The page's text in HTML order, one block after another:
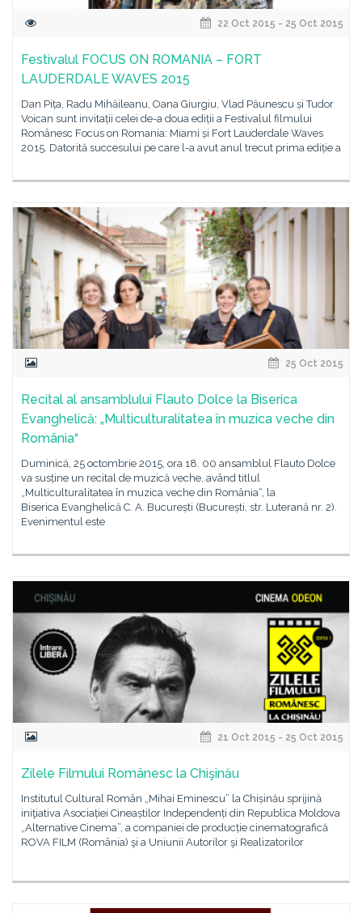
22 Oct 2015 - 25 Oct 2015
Festivalul FOCUS ON ROMANIA – FORT
LAUDERDALE WAVES 2015
Dan Pița, Radu Mihăileanu, Oana Giurgiu, Vlad Păunescu și Tudor
Voican sunt invitații celei de-a doua ediții a Festivalul filmului
Românesc Focus on Romania: Miami și Fort Lauderdale Waves
2015. Datorită succesului pe care l-a avut anul trecut prima ediție a
25 Oct 2015
Recital al ansamblului Flauto Dolce la Biserica
Evanghelică: „Multiculturalitatea în muzica veche din
România“
Duminică, 25 octombrie 2015, ora 18. 00 ansamblul Flauto Dolce
va susține un recital de muzică veche, având titlul
„Multiculturalitatea în muzica veche din România“, la
Biserica Evanghelică C. A. București (București, str. Luterană nr. 2).
Evenimentul este
21 Oct 2015 - 25 Oct 2015
Zilele Filmului Românesc la Chişinău
Institutul Cultural Român „Mihai Eminescu” la Chișinău sprijină
iniţiativa Asociației Cineaștilor Independenți din Republica Moldova
„Alternative Cinema”, a companiei de producție cinematografică
ROVA FILM (România) şi a Uniunii Autorilor şi Realizatorilor